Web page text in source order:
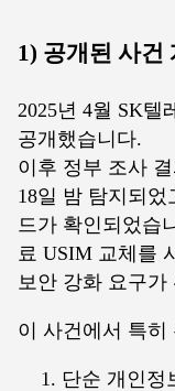
1) 공개된 사건
2025년 4월 SK텔
공개했습니다.
이후 정부 조사
18일 밤 탐지되
드가 확인되었습
료 USIM 교체를
보안 강화 요구가
이 사건에서 특히
단순 개인정